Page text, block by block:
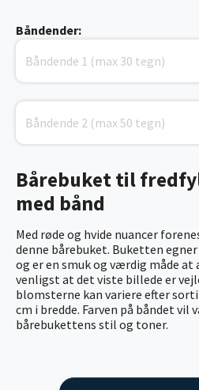
Bårebuket til
med bånd
Med røde og hvide nuancer
denne bårebuket. Buketten
og er en smuk og værdig måde
venligst at det viste billede er
blomsterne kan variere efter
cm i bredde. Farven på båndet vil
bårebukettens stil og toner.
Båndender: